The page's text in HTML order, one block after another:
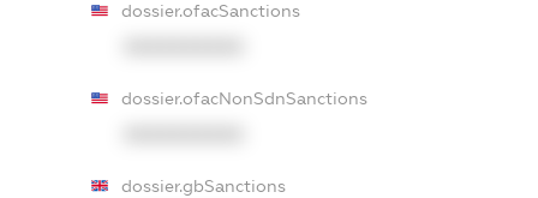
dossier.ofacSanctions
dossier.ofacNonSdnSanctions
dossier.gbSanctions